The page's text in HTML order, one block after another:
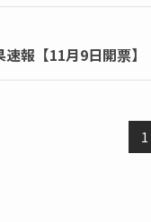
報【11月9日開票】
1